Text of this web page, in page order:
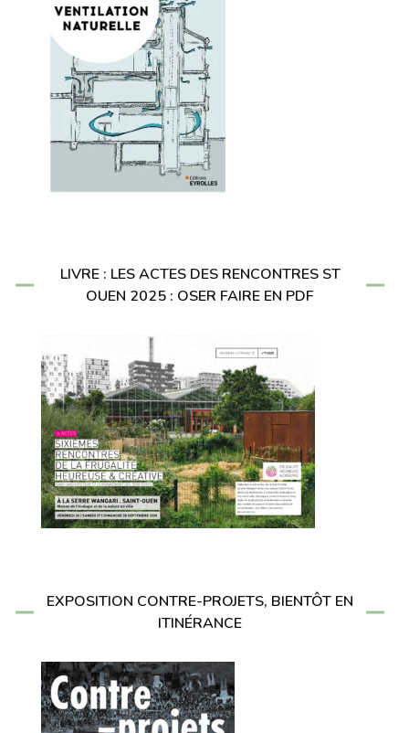
LIVRE : LES ACTES DES RENCONTRES ST
OUEN 2025 : OSER FAIRE EN PDF
EXPOSITION CONTRE-PROJETS, BIENTÔT EN
ITINÉRANCE